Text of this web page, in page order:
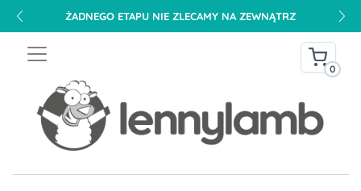
ŻADNEGO ETAPU NIE ZLECAMY NA ZEWNĄTRZ
0